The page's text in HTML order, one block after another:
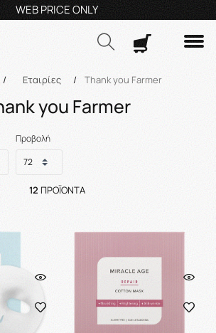
23210 59995 Δευ- Πα
/ Εταιρίες / Thank you Farmer
you Farmer
Προβολή
12 ΠΡΟΪΌΝΤΑ